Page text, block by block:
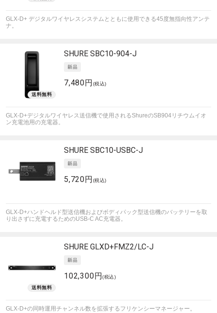
GLX-D+ デジタルワイヤレスシステムとともに使用できる45度無指向性アンテ
ナ。
SHURE SBC10-904-J
7,480円 (税込)
GLX-D+デジタルワイヤレス送信機で使用されるShureのSB904リチウムイオ
ン充電池用の充電器。
SHURE SBC10-USBC-J
5,720円 (税込)
GLX-D+ハンドヘルド型送信機およびボディパック型送信機のバッテリーを取
り出さずに充電するためのUSB-C AC充電器。
SHURE GLXD+FMZ2/LC-J
102,300円(税込)
GLX-D+の同時運用チャンネル数を拡張するフリケンシーマネージャー。